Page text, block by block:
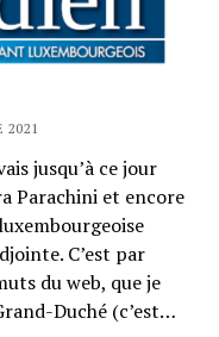
2021
jusqu’à ce jour
Parachini et encore
C’est par
du web, que je
Duché (c’est…